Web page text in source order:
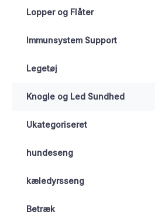
Lopper og Flåter
Immunsystem Support
Legetøj
Knogle og Led Sundhed
Ukategoriseret
hundeseng
kæledyrsseng
Betræk